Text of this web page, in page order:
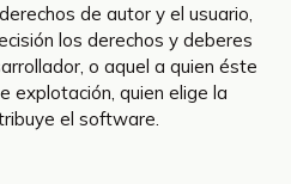
de autor y el usuario,
los derechos y deberes
o aquel a quien éste
explotación, quien elige la
el software.